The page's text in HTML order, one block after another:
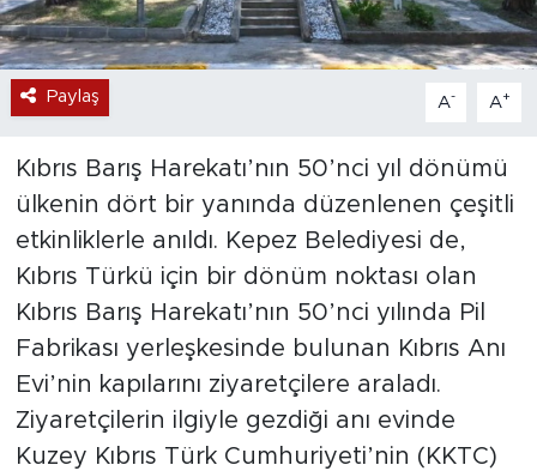
Paylaş A- A+
Kıbrıs Barış Harekatı’nın 50’nci yıl dönümü
ülkenin dört bir yanında düzenlenen çeşitli
etkinliklerle anıldı. Kepez Belediyesi de,
Kıbrıs Türkü için bir dönüm noktası olan
Kıbrıs Barış Harekatı’nın 50’nci yılında Pil
Fabrikası yerleşkesinde bulunan Kıbrıs Anı
Evi’nin kapılarını ziyaretçilere araladı.
Ziyaretçilerin ilgiyle gezdiği anı evinde
Kuzey Kıbrıs Türk Cumhuriyeti’nin (KKTC)